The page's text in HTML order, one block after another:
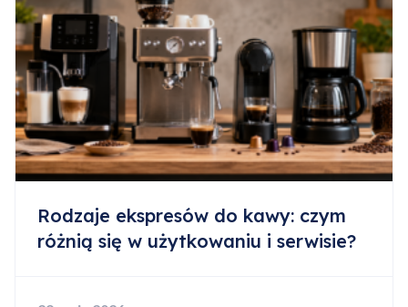
Rodzaje ekspresów do kawy: czym
różnią się w użytkowaniu i serwisie?